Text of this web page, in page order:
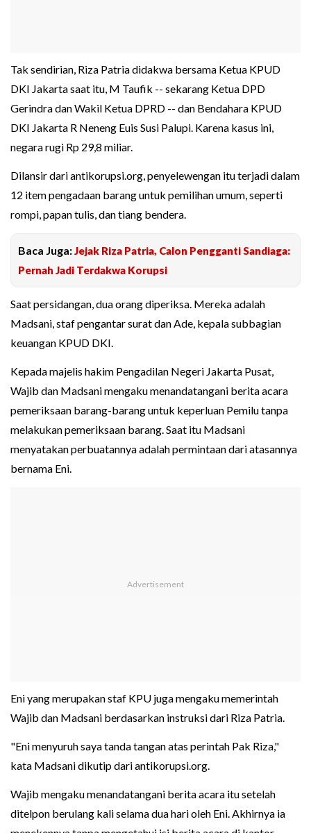
Tak sendirian, Riza Patria didakwa bersama Ketua KPUD
DKI Jakarta saat itu, M Taufik -- sekarang Ketua DPD
Gerindra dan Wakil Ketua DPRD -- dan Bendahara KPUD
DKI Jakarta R Neneng Euis Susi Palupi. Karena kasus ini,
negara rugi Rp 29,8 miliar.
Dilansir dari antikorupsi.org, penyelewengan itu terjadi dalam
12 item pengadaan barang untuk pemilihan umum, seperti
rompi, papan tulis, dan tiang bendera.
Baca Juga:Jejak Riza Patria, Calon Pengganti Sandiaga:
Pernah Jadi Terdakwa Korupsi
Saat persidangan, dua orang diperiksa. Mereka adalah
Madsani, staf pengantar surat dan Ade, kepala subbagian
keuangan KPUD DKI.
Kepada majelis hakim Pengadilan Negeri Jakarta Pusat,
Wajib dan Madsani mengaku menandatangani berita acara
pemeriksaan barang-barang untuk keperluan Pemilu tanpa
melakukan pemeriksaan barang. Saat itu Madsani
menyatakan perbuatannya adalah permintaan dari atasannya
bernama Eni.
Eni yang merupakan staf KPU juga mengaku memerintah
Wajib dan Madsani berdasarkan instruksi dari Riza Patria.
"Eni menyuruh saya tanda tangan atas perintah Pak Riza,"
kata Madsani dikutip dari antikorupsi.org.
Wajib mengaku menandatangani berita acara itu setelah
ditelpon berulang kali selama dua hari oleh Eni. Akhirnya ia